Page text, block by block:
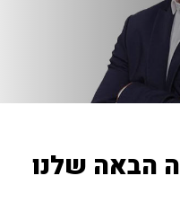
הבאה שלנו